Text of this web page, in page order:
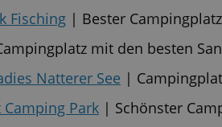
Fisching | Bester
mit den besten
Natterer See |
Park | Schönster